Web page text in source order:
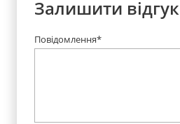
Залишити відгук
Повідомлення*